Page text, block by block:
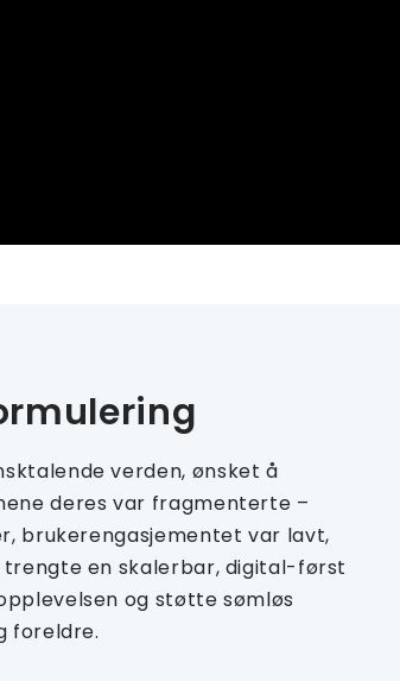
verden, ønsket å
deres var fragmenterte –
brukerengasjementet var lavt,
en skalerbar, digital-først
og støtte sømløs
foreldre.